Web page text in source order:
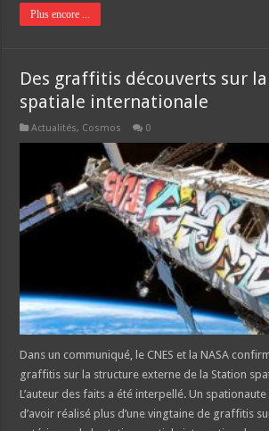
Plus encore ...
Des graffitis découverts sur
spatiale internationale
Actualités, Cosmos 0
Dans un communiqué, le CNES et la NASA
graffitis sur la structure externe de la Station
L’auteur des faits a été interpellé. Un
d’avoir réalisé plus d’une vingtaine de graffitis